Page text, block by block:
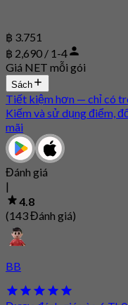
฿ 3.751
฿ 2,690 / 1-4
Giá NET mỗi gói
Sách
Tiết kiệm hơn — chỉ có
Kiếm và sử dụng điểm,
mãi
Đánh giá
|
4.8
(143 Đánh giá)
BB